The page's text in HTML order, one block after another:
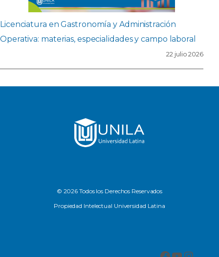
Licenciatura en Gastronomía y Administración
Operativa: materias, especialidades y campo laboral
22 julio 2026
© 2026 Todos los Derechos Reservados
Propiedad Intelectual Universidad Latina